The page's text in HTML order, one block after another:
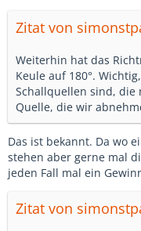
Zitat von
Weiterhin hat das
Keule auf 180°.
Schallquellen sind, die
Quelle, die wir
Das ist bekannt. Da wo
stehen aber gerne mal
jeden Fall mal ein
Zitat von